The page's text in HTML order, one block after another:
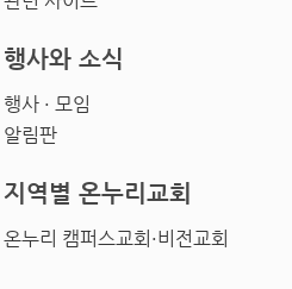
행사와 소식
행사 · 모임
알림판
지역별 온누리교회
온누리 캠퍼스교회·비전교회